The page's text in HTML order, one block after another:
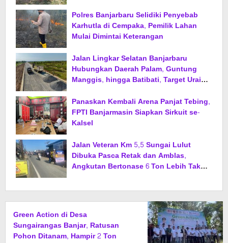
Polres Banjarbaru Selidiki Penyebab
Karhutla di Cempaka, Pemilik Lahan
Mulai Dimintai Keterangan
Jalan Lingkar Selatan Banjarbaru
Hubungkan Daerah Palam, Guntung
Manggis, hingga Batibati, Target Urai
Panaskan Kembali Arena Panjat Tebing,
FPTI Banjarmasin Siapkan Sirkuit se-
Kalsel
Jalan Veteran Km 5,5 Sungai Lulut
Dibuka Pasca Retak dan Amblas,
Angkutan Bertonase 6 Ton Lebih Tak
Green Action di Desa
Sungairangas Banjar, Ratusan
Pohon Ditanam, Hampir 2 Ton